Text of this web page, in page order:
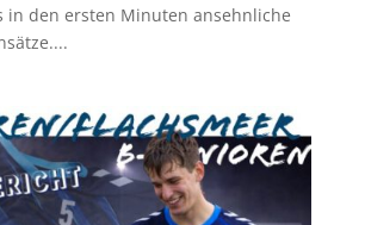
in den ersten Minuten ansehnliche